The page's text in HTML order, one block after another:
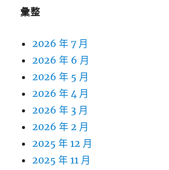
彙整
2026 年 7 月
2026 年 6 月
2026 年 5 月
2026 年 4 月
2026 年 3 月
2026 年 2 月
2025 年 12 月
2025 年 11 月